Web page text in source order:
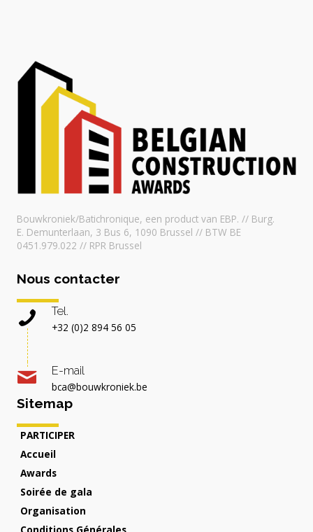
Bouwkroniek/Batichronique, een product van EBP. // Burg.
E. Demunterlaan, 3 Bus 6, 1090 Brussel // BTW BE
0451.979.022 // RPR Brussel
Nous contacter
Tel.
+32 (0)2 894 56 05
E-mail
bca@bouwkroniek.be
Sitemap
PARTICIPER
Accueil
Awards
Soirée de gala
Organisation